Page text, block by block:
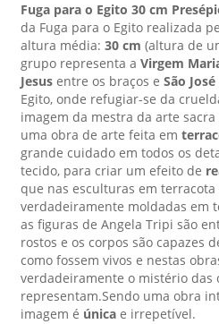
Fuga para o Egito 30 cm
da Fuga para o Egito realizada
altura média: 30 cm (altura de
grupo representa a Virgem
Jesus entre os braços e São José
Egito, onde refugiar-se da
imagem da mestra da arte
uma obra de arte feita em
grande cuidado em todos os
tecido, para criar um efeito de
que nas esculturas em
verdadeiramente moldadas em
as figuras de Angela Tripi são
rostos e os corpos são capazes
como fossem vivos e nestas
verdadeiramente o mistério das
representam.Sendo uma obra
imagem é única e irrepetível.